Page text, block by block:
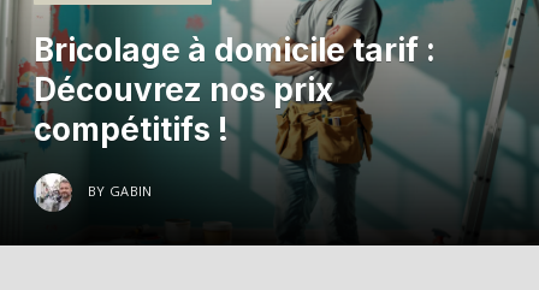
Bricolage à domicile tarif :
Découvrez nos prix
compétitifs !
BY GABIN